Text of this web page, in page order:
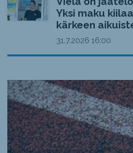
Yksi maku
kärkeen
31.7.2026 16:00